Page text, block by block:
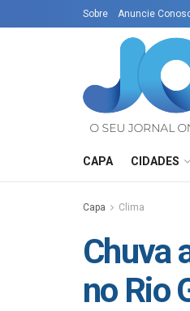
Sobre Anuncie
CAPA CIDADES
Capa Clima
Chuva
no Rio